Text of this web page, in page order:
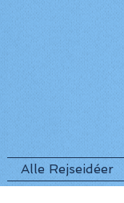
Alle Rejseidéer